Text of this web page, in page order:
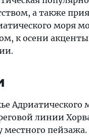
а также
моря
к осени
Адриатического
линии